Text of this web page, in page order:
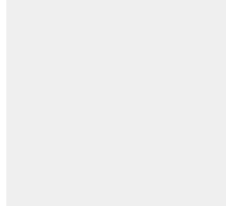
i ek: En guide till tidlös design och
förändra hur du börjar din morgon?
i ek är långt mer än bara en praktisk
är ett levande hantverk som skapar
till...